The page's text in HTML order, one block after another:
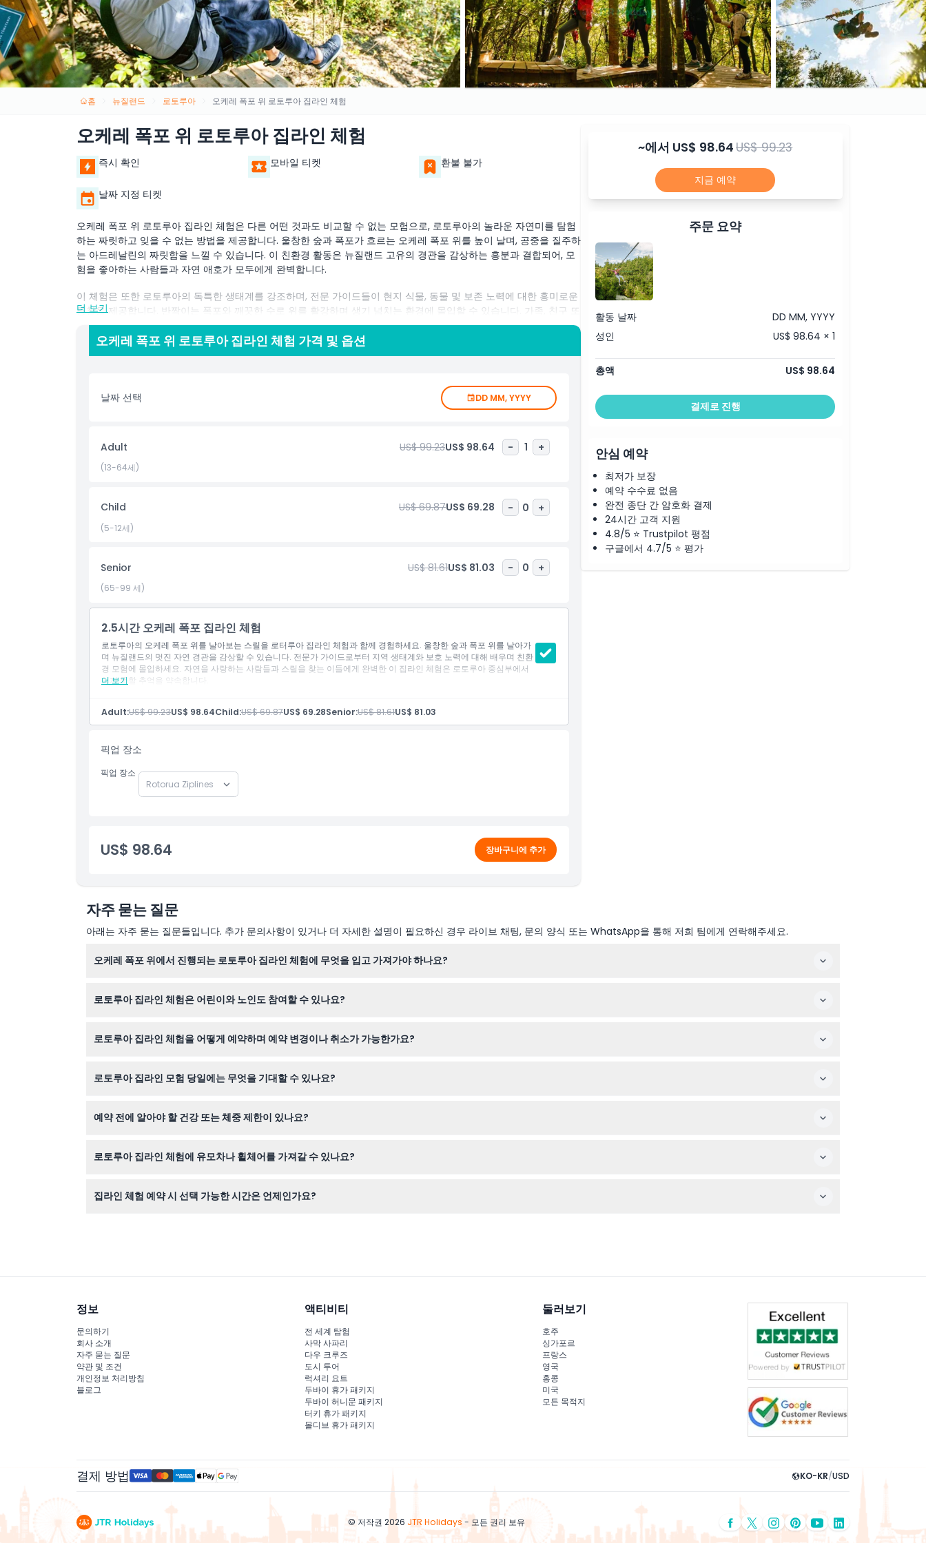
홈 뉴질랜드 로토루아 오케레 폭포 위 로토루아 집라인 체험
오케레 폭포 위 로토루아 집라인 체험
즉시 확인 모바일 티켓 환불 불가
날짜 지정 티켓
오케레 폭포 위 로토루아 집라인 체험은 다른 어떤 것과도 비교할 수 없는 모험으로, 로토루아의 놀라운 자연미를 탐험
하는 짜릿하고 잊을 수 없는 방법을 제공합니다. 울창한 숲과 폭포가 흐르는 오케레 폭포 위를 높이 날며, 공중을 질주하
는 아드레날린의 짜릿함을 느낄 수 있습니다. 이 친환경 활동은 뉴질랜드 고유의 경관을 감상하는 흥분과 결합되어, 모
험을 좋아하는 사람들과 자연 애호가 모두에게 완벽합니다.
이 체험은 또한 로토루아의 독특한 생태계를 강조하며, 전문 가이드들이 현지 식물, 동물 및 보존 노력에 대한 흥미로운
통찰을 제공합니다. 반짝이는 폭포와 깨끗한 수로 위를 활강하며 생기 넘치는 환경에 몰입할 수 있습니다. 가족, 친구 또
는 혼자 방문하든, 오케레 폭포 위 로토루아 집라인 체험은 오래 기억에 남을 특별한 순간을 만드는 비범한 방법입니다.
단순한 집라인 타기가 아니라, 로토루아의 숨 막히는 자연 경관의 중심으로 떠나는 여정입니다.
아동 성인 정책
포함되지 않는 사항
운영 시간
알아야 할 사항
위치
취소 정책
더 보기
오케레 폭포 위 로토루아 집라인 체험 가격 및 옵션
날짜 선택 DD MM, YYYY
Adult US$ 99.23US$ 98.64 - 1 +
(13-64세)
Child US$ 69.87US$ 69.28 - 0 +
(5-12세)
Senior US$ 81.61US$ 81.03 - 0 +
(65-99 세)
2.5시간 오케레 폭포 집라인 체험
로토루아의 오케레 폭포 위를 날아보는 스릴을 로터루아 집라인 체험과 함께 경험하세요. 울창한 숲과 폭포 위를 날아가
며 뉴질랜드의 멋진 자연 경관을 감상할 수 있습니다. 전문가 가이드로부터 지역 생태계와 보호 노력에 대해 배우며 친환
경 모험에 몰입하세요. 자연을 사랑하는 사람들과 스릴을 찾는 이들에게 완벽한 이 집라인 체험은 로토루아 중심부에서
잊지 못할 추억을 약속합니다.
더 보기
Adult:US$ 99.23US$ 98.64Child:US$ 69.87US$ 69.28Senior:US$ 81.61US$ 81.03
픽업 장소
픽업 장소
US$ 98.64 장바구니에 추가
~에서 US$ 98.64US$ 99.23
지금 예약
주문 요약
활동 날짜
DD MM, YYYY
성인
US$ 98.64 × 1
총액 US$ 98.64
결제로 진행
안심 예약
최저가 보장
예약 수수료 없음
완전 종단 간 암호화 결제
24시간 고객 지원
4.8/5 ⭐ Trustpilot 평점
구글에서 4.7/5 ⭐ 평가
자주 묻는 질문
아래는 자주 묻는 질문들입니다. 추가 문의사항이 있거나 더 자세한 설명이 필요하신 경우 라이브 채팅, 문의 양식 또는 WhatsApp을 통해 저희 팀에게 연락해주세요.
오케레 폭포 위에서 진행되는 로토루아 집라인 체험에 무엇을 입고 가져가야 하나요?
로토루아 집라인 체험은 어린이와 노인도 참여할 수 있나요?
합니다.
로토루아 집라인 체험을 어떻게 예약하며 예약 변경이나 취소가 가능한가요?
로토루아 집라인 모험 당일에는 무엇을 기대할 수 있나요?
경을 경험할 수 있습니다.
예약 전에 알아야 할 건강 또는 체중 제한이 있나요?
습니다.
로토루아 집라인 체험에 유모차나 휠체어를 가져갈 수 있나요?
집라인 체험 예약 시 선택 가능한 시간은 언제인가요?
정보
문의하기
회사 소개
자주 묻는 질문
약관 및 조건
개인정보 처리방침
블로그
액티비티
전 세계 탐험
사막 사파리
다우 크루즈
도시 투어
럭셔리 요트
두바이 휴가 패키지
두바이 허니문 패키지
터키 휴가 패키지
몰디브 휴가 패키지
둘러보기
호주
싱가포르
프랑스
영국
홍콩
미국
모든 목적지
결제 방법 KO-KR/USD
© 저작권 2026 JTR Holidays - 모든 권리 보유